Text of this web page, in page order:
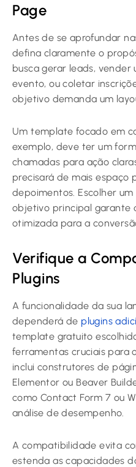
Page
Antes de se aprofundar
defina claramente o
busca gerar leads, vender
evento, ou coletar
objetivo demanda um
Um template focado em
exemplo, deve ter um
chamadas para ação
precisará de mais espaço
depoimentos. Escolher
objetivo principal garante
otimizada para a
Verifique a
Plugins
A funcionalidade da sua
dependerá de plugins
template gratuito
ferramentas cruciais para
inclui construtores de
Elementor ou Beaver
como Contact Form 7 ou
análise de desempenho.
A compatibilidade evita
estenda as capacidades